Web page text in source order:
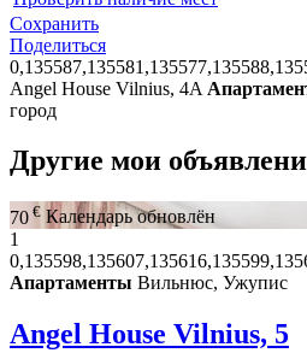
Сохранить
Поделиться
Angel House Vilnius, 4A
город
Другие мои
70 € Календарь обновлён
1
Апартаменты Вильнюс, Ужупис
Angel House Vilnius, 5